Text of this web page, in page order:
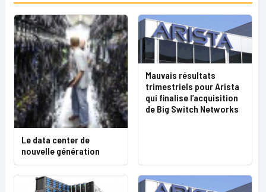
Le data center de
nouvelle génération
Mauvais résultats
trimestriels pour Arista
qui finalise l’acquisition
de Big Switch Networks